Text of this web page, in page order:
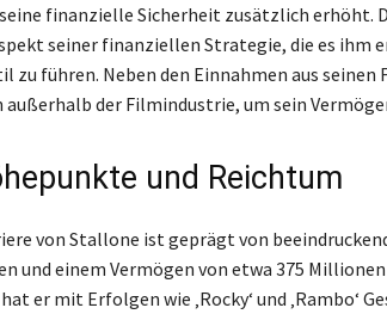
finanzielle Sicherheit zusätzlich erhöht.
seiner finanziellen Strategie, die es ihm
zu führen. Neben den Einnahmen aus
außerhalb der Filmindustrie, um sein
und Reichtum
von Stallone ist geprägt von
und einem Vermögen von etwa 375 Millionen
er mit Erfolgen wie ‚Rocky‘ und ‚Rambo‘